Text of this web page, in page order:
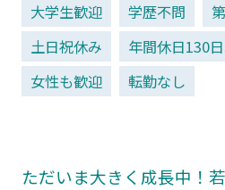
大学生歓迎
学歴不問
土日祝休み
年間休日130
女性も歓迎
転勤なし
ただいま大きく成長中！